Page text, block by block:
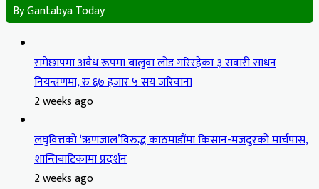
By Gantabya Today
रामेछापमा अवैध रूपमा बालुवा लोड गरिरहेका ३ सवारी साधन
नियन्त्रणमा, रु ६७ हजार ५ सय जरिवाना
2 weeks ago
लघुवित्तको ‘ऋणजाल’विरुद्ध काठमाडौंमा किसान-मजदुरको मार्चपास,
शान्तिबाटिकामा प्रदर्शन
2 weeks ago